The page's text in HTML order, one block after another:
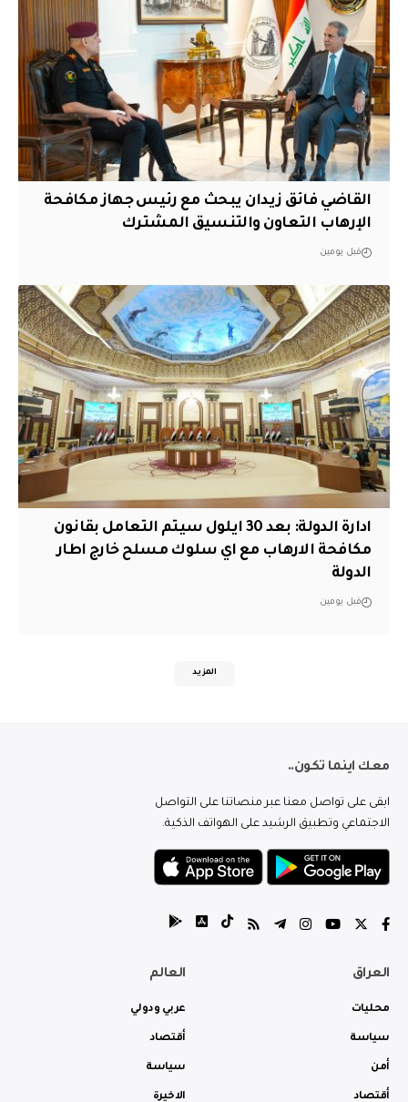
القاضي فائق زيدان يبحث مع رئيس جهاز مكافحة
الإرهاب التعاون والتنسيق المشترك
قبل يومين
ادارة الدولة: بعد 30 ايلول سيتم التعامل بقانون
مكافحة الارهاب مع اي سلوك مسلح خارج اطار
الدولة
قبل يومين
المزيد
معك اينما تكون..
ابقى على تواصل معنا عبر منصاتنا على التواصل
الاجتماعي وتطبيق الرشيد على الهواتف الذكية.
العراق
محليات
سياسة
أمن
أقتصاد
العالم
عربي ودولي
أقتصاد
سياسة
الاخيرة